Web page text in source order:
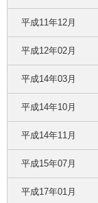
平成11年12月
平成12年02月
平成14年03月
平成14年10月
平成14年11月
平成15年07月
平成17年01月